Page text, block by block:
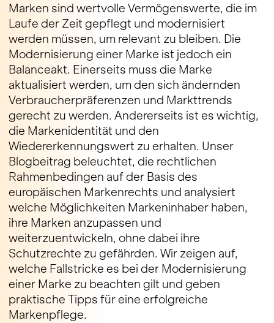
Marken sind wertvolle Vermögenswerte, die im
Laufe der Zeit gepflegt und modernisiert
werden müssen, um relevant zu bleiben. Die
Modernisierung einer Marke ist jedoch ein
Balanceakt. Einerseits muss die Marke
aktualisiert werden, um den sich ändernden
Verbraucherpräferenzen und Markttrends
gerecht zu werden. Andererseits ist es wichtig,
die Markenidentität und den
Wiedererkennungswert zu erhalten. Unser
Blogbeitrag beleuchtet, die rechtlichen
Rahmenbedingen auf der Basis des
europäischen Markenrechts und analysiert
welche Möglichkeiten Markeninhaber haben,
ihre Marken anzupassen und
weiterzuentwickeln, ohne dabei ihre
Schutzrechte zu gefährden. Wir zeigen auf,
welche Fallstricke es bei der Modernisierung
einer Marke zu beachten gilt und geben
praktische Tipps für eine erfolgreiche
Markenpflege.